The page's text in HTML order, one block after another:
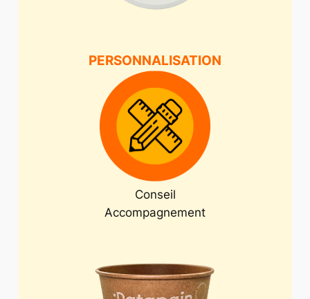
PERSONNALISATION
Conseil
Accompagnement